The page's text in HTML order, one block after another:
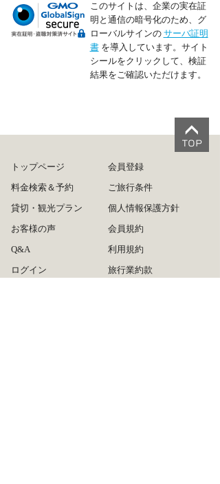
このサイトは、企業の実在証
明と通信の暗号化のため、グ
ローバルサインの サーバ証明
書を導入しています。サイト
シールをクリックして、検証
結果をご確認いただけます。
トップページ
料金検索＆予約
貸切・観光プラン
お客様の声
Q&A
ログイン
会員登録
ご旅行条件
個人情報保護方針
会員規約
利用規約
旅行業約款